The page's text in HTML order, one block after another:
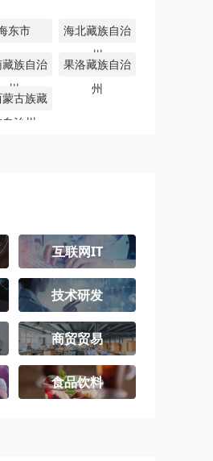
东市
海北藏族自治
州
族自治
州
果洛藏族自治
州
古族藏
治州
互联网IT
技术研发
商贸贸易
食品饮料